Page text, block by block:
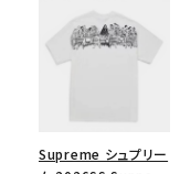
Cap ウォッシュド チ
ノツイル キャンプキャ
ップ ブラック
Supreme シュプリー